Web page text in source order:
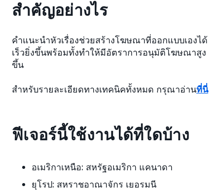
สำคัญอย่างไร
คำแนะนำหัวเรื่องช่วยสร้างโฆษณาที่ออกแบบเองได้
เร็วยิ่งขึ้นพร้อมทั้งทำให้มีอัตราการอนุมัติโฆษณาสูง
ขึ้น
สำหรับรายละเอียดทางเทคนิคทั้งหมด กรุณาอ่านที่นี่
ฟีเจอร์นี้ใช้งานได้ที่ใดบ้าง
อเมริกาเหนือ: สหรัฐอเมริกา แคนาดา
ยุโรป: สหราชอาณาจักร เยอรมนี